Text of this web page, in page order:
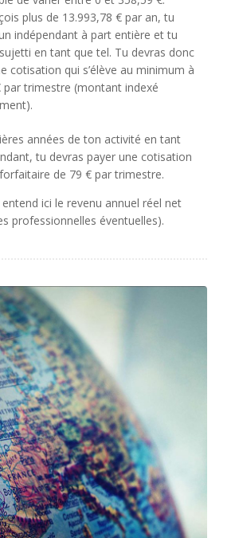
plus de 13.993,78 € par an, tu
indépendant à part entière et tu
en tant que tel. Tu devras donc
cotisation qui s’élève au minimum à
par trimestre (montant indexé
années de ton activité en tant
tu devras payer une cotisation
de 79 € par trimestre.
ici le revenu annuel réel net
professionnelles éventuelles).